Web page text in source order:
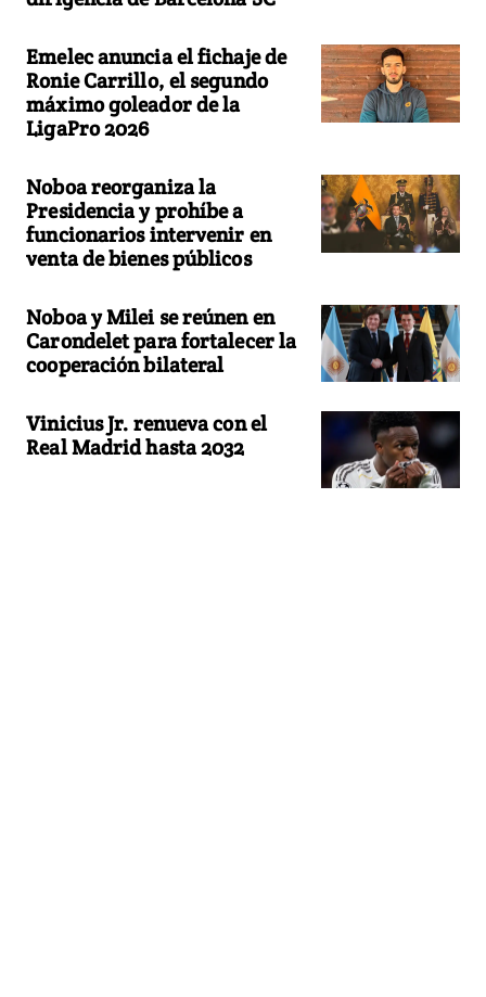
Emelec anuncia el fichaje de
Ronie Carrillo, el segundo
máximo goleador de la
LigaPro 2026
Noboa reorganiza la
Presidencia y prohíbe a
funcionarios intervenir en
venta de bienes públicos
Noboa y Milei se reúnen en
Carondelet para fortalecer la
cooperación bilateral
Vinicius Jr. renueva con el
Real Madrid hasta 2032